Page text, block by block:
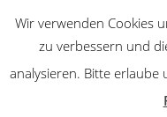
Wir verwenden Cookies
zu verbessern und
analysieren. Bitte erlaube